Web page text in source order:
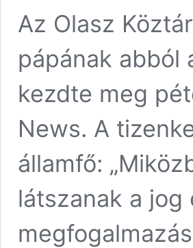
Az Olasz
pápának abból
kezdte meg
News. A
államfő:
látszanak a